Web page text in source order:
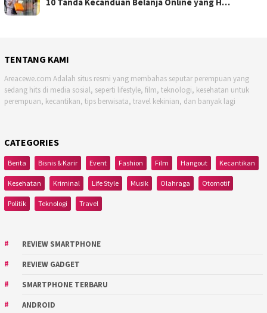
TENTANG KAMI
Areacewe.com Adalah situs resmi yang membahas seputar perempuan yang
sedang hits di media sosial, seperti lifestyle, film, teknologi, kesehatan untuk
perempuan, kecantikan, tips berwisata, travel kekinian, dan banyak lagi
CATEGORIES
Berita Bisnis & Karir Event Fashion Film Hangout Kecantikan
Kesehatan Kriminal Life Style Musik Olahraga Otomotif
Politik Teknologi Travel
REVIEW SMARTPHONE
REVIEW GADGET
SMARTPHONE TERBARU
ANDROID